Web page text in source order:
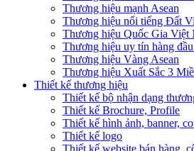
Thương hiệu mạnh Asean
Thương hiệu nổi tiếng Đất
Thương hiệu Quốc Gia Việt
Thương hiệu uy tín hàng
Thương hiệu Vàng Asean
Thương hiệu Xuất Sắc 3
Thiết kế thương hiệu
Thiết kế bộ nhận dạng
Thiết kế Brochure, Profile
Thiết kế hình ảnh, banner,
Thiết kế logo
Thiết kế website bán hàng,